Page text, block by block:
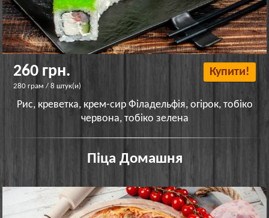
260 грн.
280 грам / 8 штук(и)
Купити!
Рис, креветка, крем-сир Філадельфія, огірок, тобіко
червона, тобіко зелена
Піца Домашня